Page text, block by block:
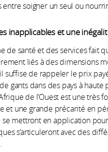
soigner un seul ou
inapplicables et une
de santé et des services fait
liés à des dimensions
suffise de rappeler le prix
gants dans des pays à
de l’Ouest est une
et une grande précarité en
se mettront en application
s’articuleront avec des